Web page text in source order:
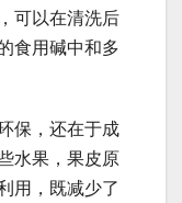
可以在清洗后
食用碱中和多
保，还在于成
水果，果皮原
用，既减少了